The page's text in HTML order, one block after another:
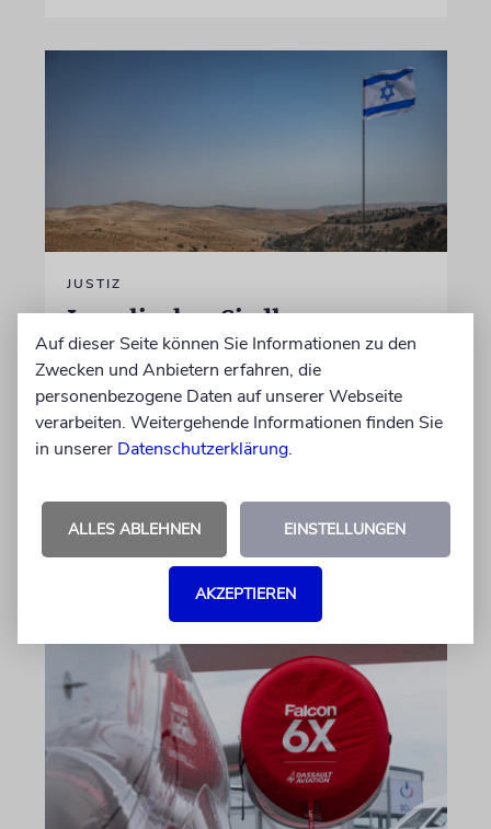
JUSTIZ
Israelischer Siedler wegen
Tötung eines Palästinensers
angeklagt
Der getötete Aktivist setzte sich gegen
Siedlergewalt ein und war an dem Oscar-
Jetzt steht der mutmaßliche Täter vor Gericht
07.08.2026
Auf dieser Seite können Sie Informationen zu den
Zwecken und Anbietern erfahren, die
personenbezogene Daten auf unserer Webseite
verarbeiten. Weitergehende Informationen finden Sie
in unserer Datenschutzerklärung.
ALLES ABLEHNEN EINSTELLUNGEN
AKZEPTIEREN